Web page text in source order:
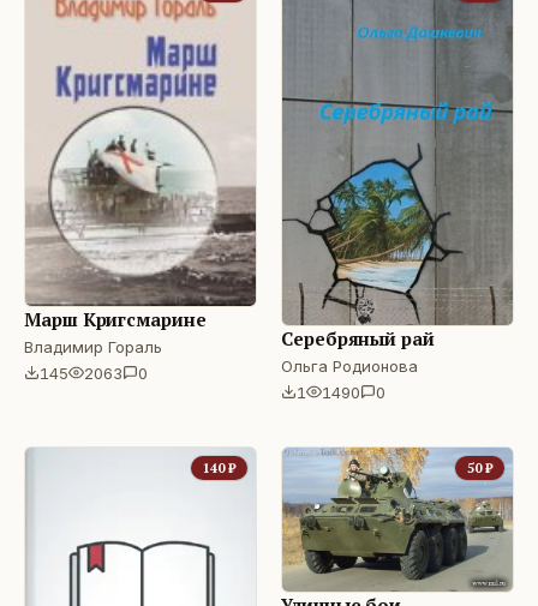
Марш Кригсмарине
Владимир Гораль
145
2063 0
Серебряный рай
Ольга Родионова
1
1490 0
140₽ 50₽